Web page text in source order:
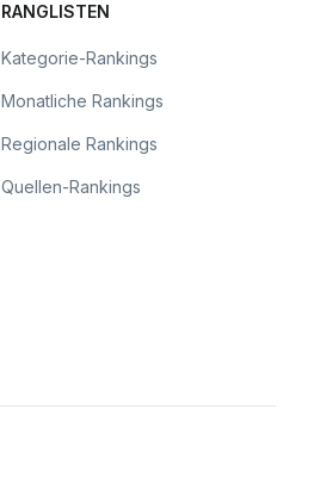
RANGLISTEN
Kategorie-Rankings
Monatliche Rankings
Regionale Rankings
Quellen-Rankings